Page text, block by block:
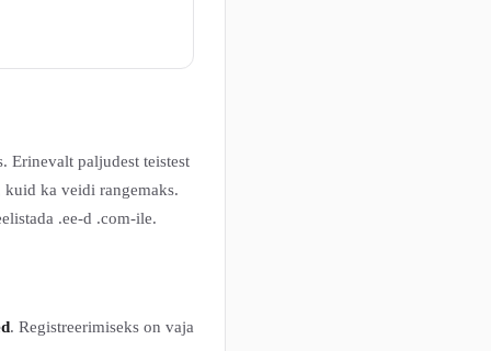
Erinevalt paljudest teistest
kuid ka veidi rangemaks.
.ee-d .com-ile.
. Registreerimiseks on vaja